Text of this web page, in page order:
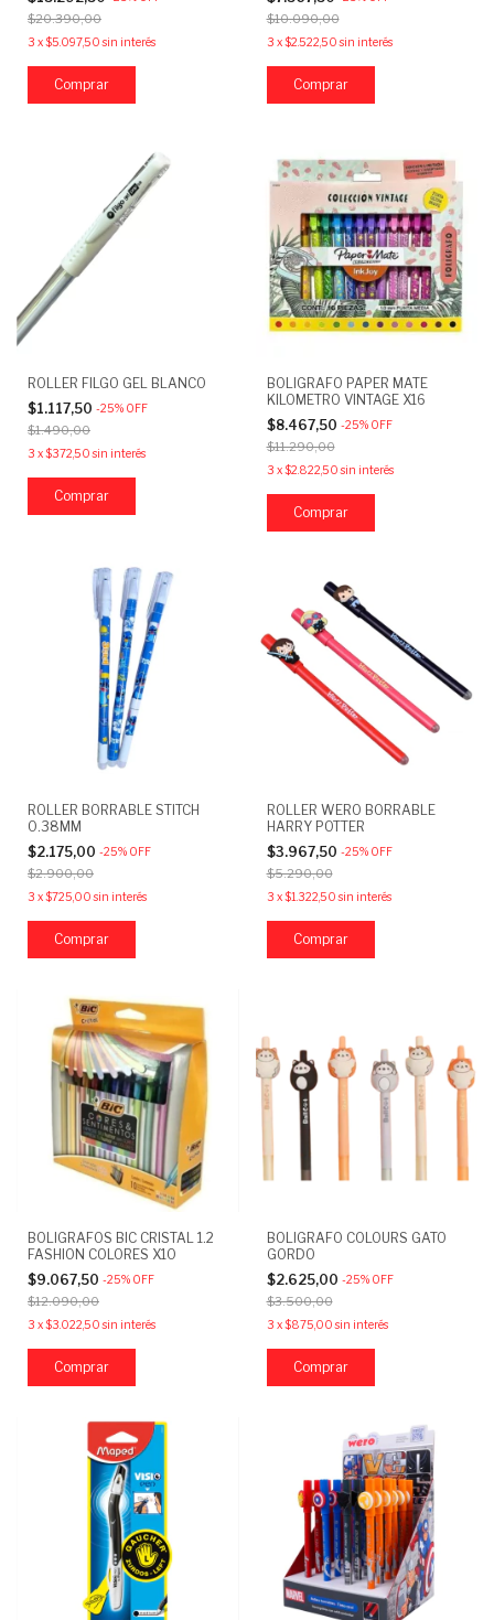
$20.390,00
3 x$5.097,50 sin interés
$10.090,00
3 x$2.522,50 sin interés
ROLLER FILGO GEL BLANCO
$1.117,50 -25% OFF
$1.490,00
3 x$372,50 sin interés
BOLIGRAFO PAPER MATE
KILOMETRO VINTAGE X16
$8.467,50 -25% OFF
$11.290,00
3 x$2.822,50 sin interés
ROLLER BORRABLE STITCH
0.38MM
$2.175,00 -25% OFF
$2.900,00
3 x$725,00 sin interés
ROLLER WERO BORRABLE
HARRY POTTER
$3.967,50 -25% OFF
$5.290,00
3 x$1.322,50 sin interés
Comprar
BOLIGRAFOS BIC CRISTAL 1.2
FASHION COLORES X10
$9.067,50 -25% OFF
$12.090,00
3 x$3.022,50 sin interés
BOLIGRAFO COLOURS GATO
GORDO
$2.625,00 -25% OFF
$3.500,00
3 x$875,00 sin interés
Comprar